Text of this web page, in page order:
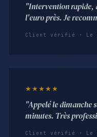
"Intervention rapide,
l'euro près. Je
Client vérifié · Le
★★★★★
"Appelé le dimanche
minutes. Très
Client vérifié · Le